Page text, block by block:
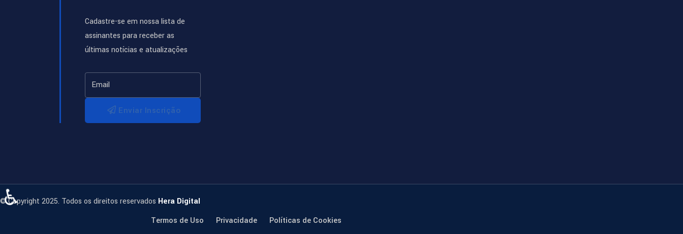
Cadastre-se em nossa lista de
assinantes para receber as
últimas notícias e atualizações
Enviar Inscrição
© Copyright 2025. Todos os direitos reservados Hera Digital
Termos de Uso
Privacidade Políticas de Cookies